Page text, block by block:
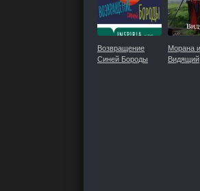
Возвращение
Синей Бороды
Морана
Видящий